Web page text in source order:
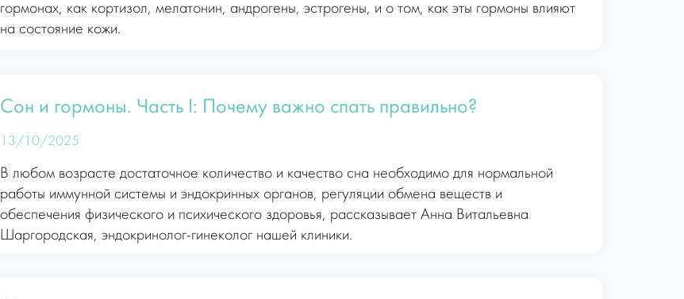
гормонах, как кортизол, мелатонин, андрогены, эстрогены, и о том, как эты гормоны влияют
на состояние кожи.
Сон и гормоны. Часть I: Почему важно спать правильно?
13/10/2025
В любом возрасте достаточное количество и качество сна необходимо для нормальной
работы иммунной системы и эндокринных органов, регуляции обмена веществ и
обеспечения физического и психического здоровья, рассказывает Анна Витальевна
Шаргородская, эндокринолог-гинеколог нашей клиники.